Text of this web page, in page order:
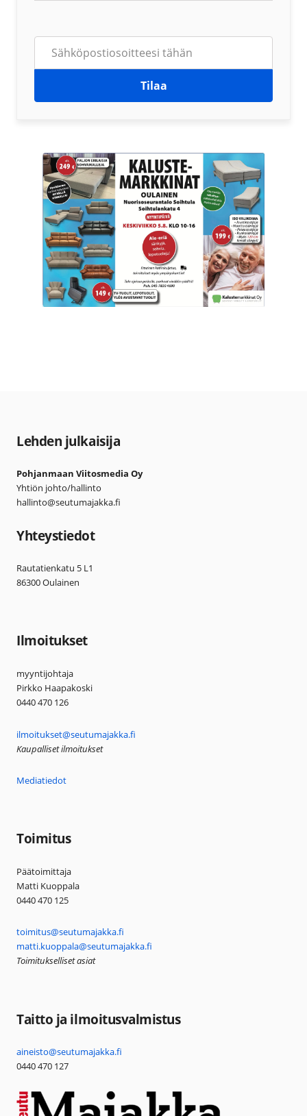
Tilaa
Lehden julkaisija
Pohjanmaan Viitosmedia Oy
Yhtiön johto/hallinto
hallinto@seutumajakka.fi
Yhteystiedot
Rautatienkatu 5 L1
86300 Oulainen
Ilmoitukset
myyntijohtaja
Pirkko Haapakoski
0440 470 126
ilmoitukset@seutumajakka.fi
Kaupalliset ilmoitukset
Mediatiedot
Toimitus
Päätoimittaja
Matti Kuoppala
0440 470 125
toimitus@seutumajakka.fi
matti.kuoppala@seutumajakka.fi
Toimitukselliset asiat
Taitto ja ilmoitusvalmistus
aineisto@seutumajakka.fi
0440 470 127